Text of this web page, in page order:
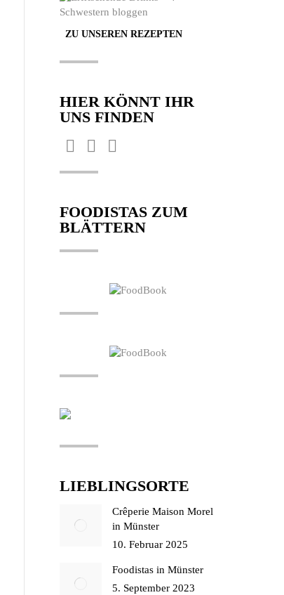
ZU UNSEREN REZEPTEN
HIER KÖNNT IHR
UNS FINDEN
Finden Sie uns auf:
Facebook
page
in
new
Pinterest
page
in
new
Instagram
in
new
FOODISTAS ZUM
BLÄTTERN
LIEBLINGSORTE
Crêperie Maison Morel
in Münster
10. Februar 2025
Foodistas in Münster
5. September 2023